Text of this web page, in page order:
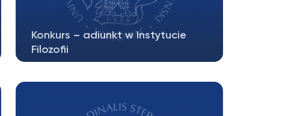
Konkurs – adiunkt w Instytucie
Filozofii
przejrzystej i merytorycznej rekrutacji…